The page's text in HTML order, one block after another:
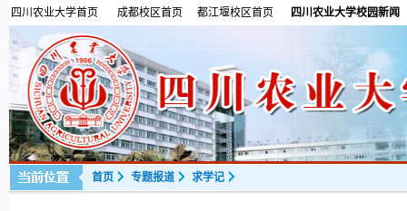
四川农业大学首页 成都校区首页 都江堰校区首页 四川农业大学校园新闻
首页 专题报道 求学记